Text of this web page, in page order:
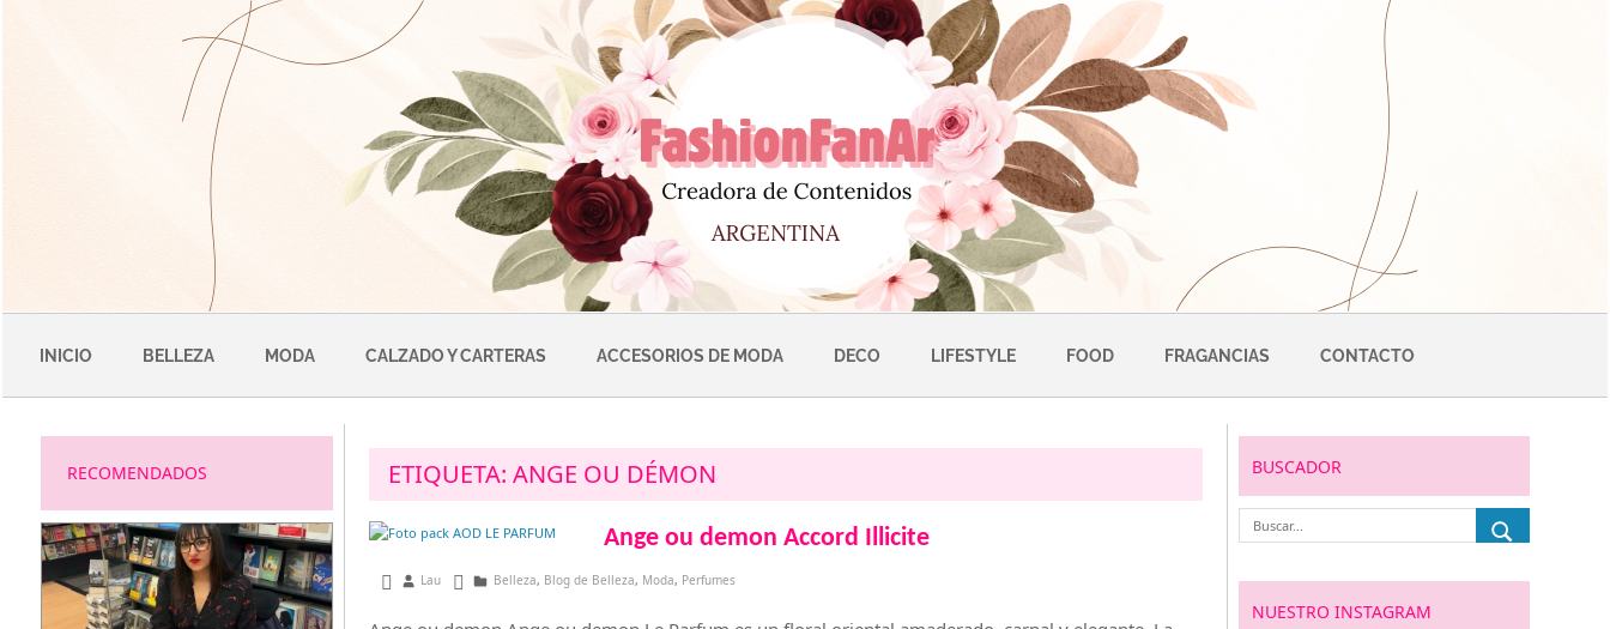
INICIO BELLEZA MODA CALZADO Y CARTERAS ACCESORIOS DE MODA DECO LIFESTYLE FOOD FRAGANCIAS CONTACTO
ETIQUETA: ANGE OU DÉMON
Ange ou demon Accord Illicite
junio 27, 2015
Lau Belleza, Blog de Belleza, Moda, Perfumes
RECOMENDADOS BUSCADOR
NUESTRO INSTAGRAM